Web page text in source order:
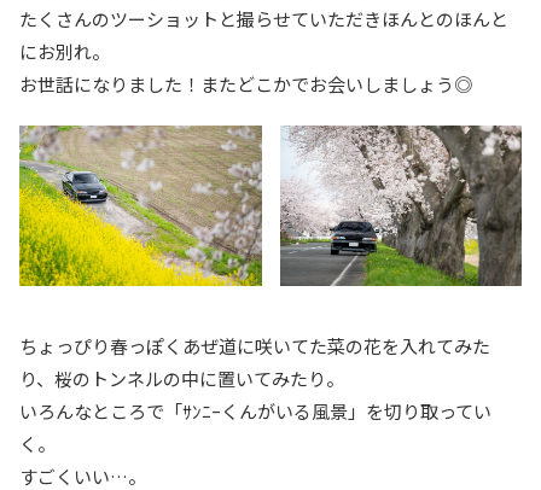
たくさんのツーショットと撮らせていただきほんとのほんと
にお別れ。
お世話になりました！またどこかでお会いしましょう◎
ちょっぴり春っぽくあぜ道に咲いてた菜の花を入れてみた
り、桜のトンネルの中に置いてみたり。
いろんなところで「ｻﾝﾆｰくんがいる風景」を切り取ってい
く。
すごくいい…。